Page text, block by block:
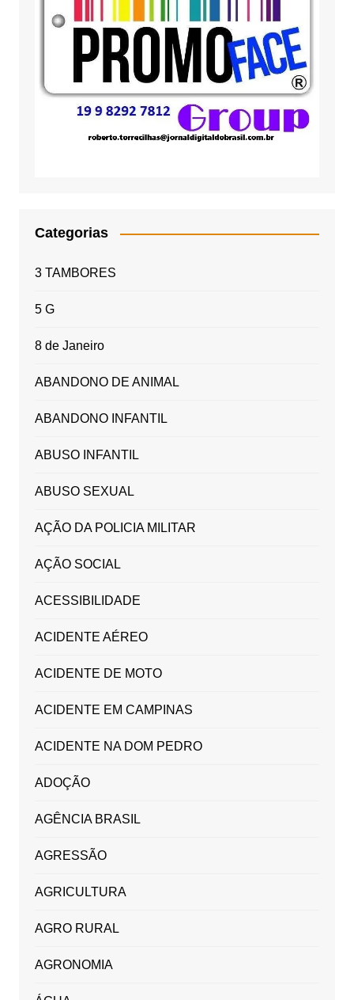
Categorias
3 TAMBORES
5 G
8 de Janeiro
ABANDONO DE ANIMAL
ABANDONO INFANTIL
ABUSO INFANTIL
ABUSO SEXUAL
AÇÃO DA POLICIA MILITAR
AÇÃO SOCIAL
ACESSIBILIDADE
ACIDENTE AÉREO
ACIDENTE DE MOTO
ACIDENTE EM CAMPINAS
ACIDENTE NA DOM PEDRO
ADOÇÃO
AGÊNCIA BRASIL
AGRESSÃO
AGRICULTURA
AGRO RURAL
AGRONOMIA